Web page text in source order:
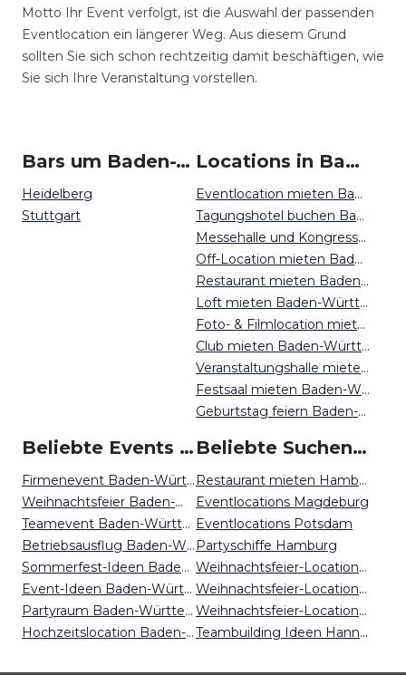
Motto Ihr Event verfolgt, ist die Auswahl der passenden
Eventlocation ein längerer Weg. Aus diesem Grund
sollten Sie sich schon rechtzeitig damit beschäftigen, wie
Sie sich Ihre Veranstaltung vorstellen.
Bars um Baden-Württemberg
Heidelberg
Stuttgart
Locations in Baden-Württemberg mieten
Eventlocation mieten Baden-Württemberg
Tagungshotel buchen Baden-Württemberg
Messehalle und Kongresszentrum mieten Baden-Württemberg
Off-Location mieten Baden-Württemberg
Restaurant mieten Baden-Württemberg
Loft mieten Baden-Württemberg
Foto- & Filmlocation mieten Baden-Württemberg
Club mieten Baden-Württemberg
Veranstaltungshalle mieten Baden-Württemberg
Festsaal mieten Baden-Württemberg
Geburtstag feiern Baden-Württemberg
Beliebte Events in Baden-Württemberg
Firmenevent Baden-Württemberg
Weihnachtsfeier Baden-Württemberg
Teamevent Baden-Württemberg
Betriebsausflug Baden-Württemberg
Sommerfest-Ideen Baden-Württemberg
Event-Ideen Baden-Württemberg
Partyraum Baden-Württemberg
Hochzeitslocation Baden-Württemberg
Beliebte Suchen auf Event Inc
Restaurant mieten Hamburg
Eventlocations Magdeburg
Eventlocations Potsdam
Partyschiffe Hamburg
Weihnachtsfeier-Locations Köln
Weihnachtsfeier-Locations Potsdam
Weihnachtsfeier-Locations Osnabrück
Teambuilding Ideen Hannover